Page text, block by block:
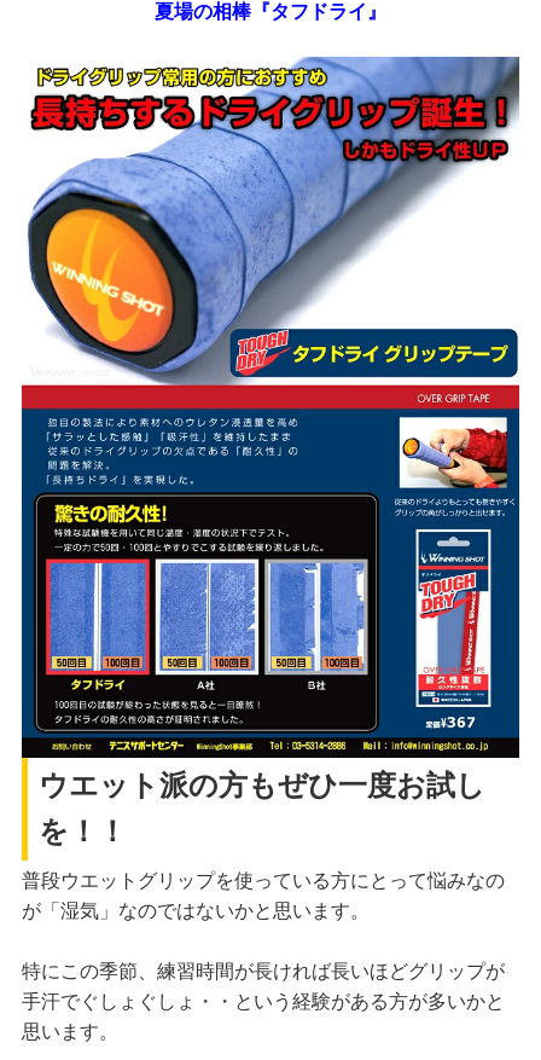
夏場の相棒『タフドライ』
ウエット派の方もぜひ一度お試し
を！！
普段ウエットグリップを使っている方にとって悩みなの
が「湿気」なのではないかと思います。
特にこの季節、練習時間が長ければ長いほどグリップが
手汗でぐしょぐしょ・・という経験がある方が多いかと
思います。